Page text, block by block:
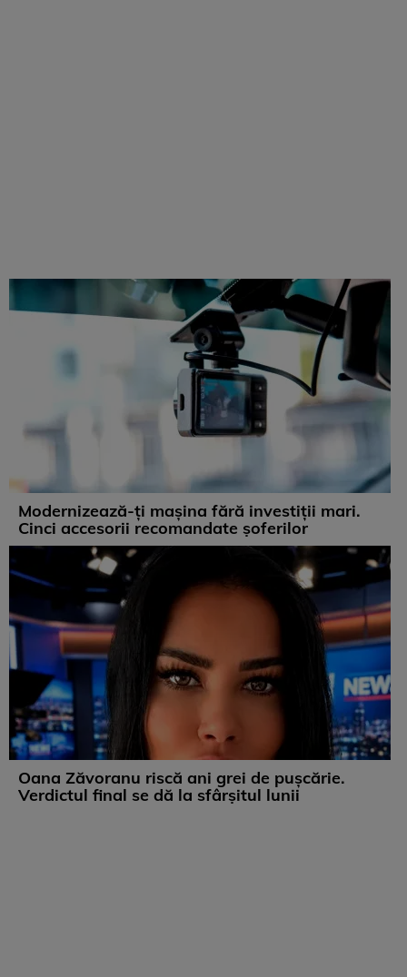
Modernizează-ți mașina fără investiții mari.
Cinci accesorii recomandate șoferilor
Oana Zăvoranu riscă ani grei de pușcărie.
Verdictul final se dă la sfârșitul lunii